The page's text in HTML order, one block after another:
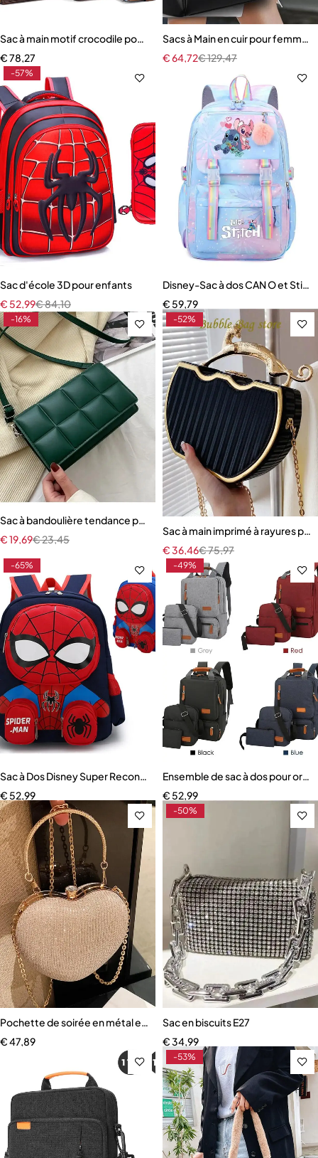
Sac à main motif crocodile pour femme
€78,27
Sacs à Main en cuir pour femmes
€129,47
€64,72
-57%
Sac d'école 3D pour enfants
€84,10
€ 52,99
Disney-Sac à dos CAN O et
€ 59,79
-16%
Sac à bandoulière tendance pour femmes
€23,45
€19,69
-52%
Sac à main imprimé à rayures
€75,97
€36,46
-65%
Sac à Dos Disney Super Reconnaissance pour Enfant
€ 52,99
-49%
Ensemble de sac à dos pour
€ 52,99
Pochette de soirée en métal en forme de cœur pour femme
€47,89
-50%
Sac en biscuits E27
€34,99
-53%